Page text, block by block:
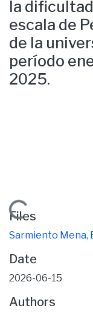
la
escala de
de la
período
2025.
Loading...
Files
Sarmiento Mena,
Date
2026-06-15
Authors